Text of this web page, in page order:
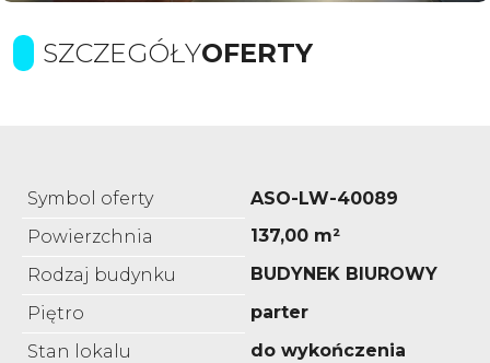
SZCZEGÓŁYOFERTY
Symbol oferty
ASO-LW-40089
Powierzchnia
137,00 m²
Rodzaj budynku
BUDYNEK BIUROWY
Piętro
parter
Stan lokalu
do wykończenia